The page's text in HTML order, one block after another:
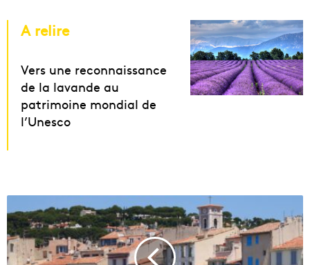
A relire
Vers une reconnaissance
de la lavande au
patrimoine mondial de
l’Unesco
a
V
i
l